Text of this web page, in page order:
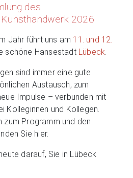
des
2026
Jahr führt uns am 11. und 12.
schöne HansestadtLübeck
sind immer eine gute
Austausch, zum
Impulse – verbunden mit
Kolleginnen und Kollegen.
Programm und den
Sie hier.
darauf, Sie in Lübeck